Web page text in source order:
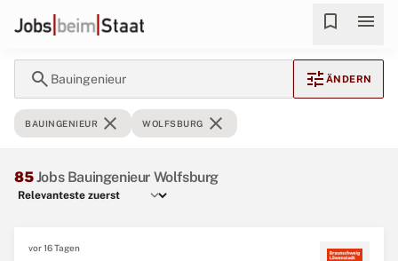
bookmark menu
search Bauingenieur tune ÄNDERN
BAUINGENIEUR close WOLFSBURG close
85Jobs Bauingenieur Wolfsburg
vor 16 Tagen